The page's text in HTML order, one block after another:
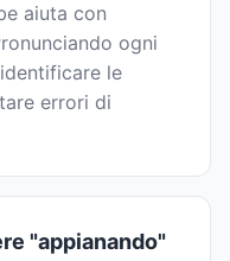
aiuta con
ogni
le
errori di
"appianando"